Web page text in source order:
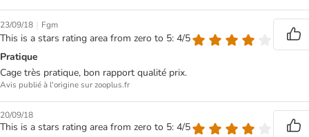
23/09/18 | Fgm
This is a stars rating area from zero to 5: 4/5
Pratique
Cage très pratique, bon rapport qualité prix.
Avis publié à l'origine sur zooplus.fr
20/09/18
This is a stars rating area from zero to 5: 4/5